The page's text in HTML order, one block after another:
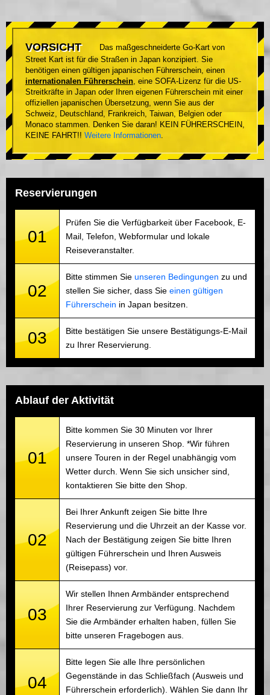
VORSICHT
Das maßgeschneiderte Go-Kart von
Street Kart ist für die Straßen in Japan konzipiert. Sie
benötigen einen gültigen japanischen Führerschein, einen
internationalen Führerschein , eine SOFA-Lizenz für die US-
Streitkräfte in Japan oder Ihren eigenen Führerschein mit einer
offiziellen japanischen Übersetzung, wenn Sie aus der
Schweiz, Deutschland, Frankreich, Taiwan, Belgien oder
Monaco stammen. Denken Sie daran! KEIN FÜHRERSCHEIN,
KEINE FAHRT!! Weitere Informationen
Reservierungen
01
Prüfen Sie die Verfügbarkeit über Facebook, E-
Mail, Telefon, Webformular und lokale
Reiseveranstalter.
02
Bitte stimmen Sie unseren Bedingungen zu und
stellen Sie sicher, dass Sie einen gültigen
Führerschein in Japan besitzen.
03
Bitte bestätigen Sie unsere Bestätigungs-E-Mail
zu Ihrer Reservierung.
Ablauf der Aktivität
01
Bitte kommen Sie 30 Minuten vor Ihrer
Reservierung in unseren Shop. *Wir führen
unsere Touren in der Regel unabhängig vom
Wetter durch. Wenn Sie sich unsicher sind,
kontaktieren Sie bitte den Shop.
02
Bei Ihrer Ankunft zeigen Sie bitte Ihre
Reservierung und die Uhrzeit an der Kasse vor.
Nach der Bestätigung zeigen Sie bitte Ihren
gültigen Führerschein und Ihren Ausweis
(Reisepass) vor.
03
Wir stellen Ihnen Armbänder entsprechend
Ihrer Reservierung zur Verfügung. Nachdem
Sie die Armbänder erhalten haben, füllen Sie
bitte unseren Fragebogen aus.
04
Bitte legen Sie alle Ihre persönlichen
Gegenstände in das Schließfach (Ausweis und
Führerschein erforderlich). Wählen Sie dann Ihr